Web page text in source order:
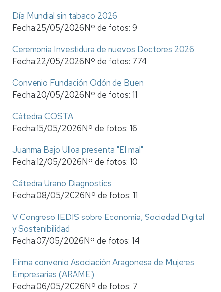
Día Mundial sin tabaco 2026
Fecha:25/05/2026Nº de fotos: 9
Ceremonia Investidura de nuevos Doctores 2026
Fecha:22/05/2026Nº de fotos: 774
Convenio Fundación Odón de Buen
Fecha:20/05/2026Nº de fotos: 11
Cátedra COSTA
Fecha:15/05/2026Nº de fotos: 16
Juanma Bajo Ulloa presenta "El mal"
Fecha:12/05/2026Nº de fotos: 10
Cátedra Urano Diagnostics
Fecha:08/05/2026Nº de fotos: 11
V Congreso IEDIS sobre Economía, Sociedad Digital
y Sostenibilidad
Fecha:07/05/2026Nº de fotos: 14
Firma convenio Asociación Aragonesa de Mujeres
Empresarias (ARAME)
Fecha:06/05/2026Nº de fotos: 7